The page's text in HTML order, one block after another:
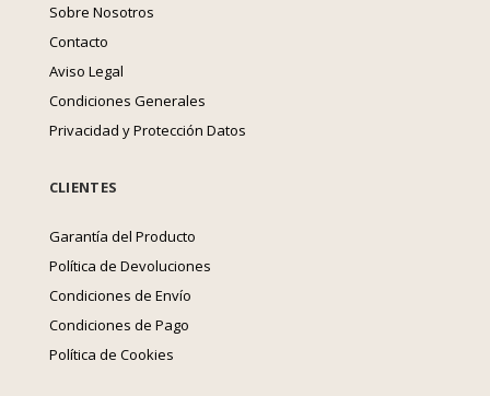
Sobre Nosotros
Contacto
Aviso Legal
Condiciones Generales
Privacidad y Protección Datos
CLIENTES
Garantía del Producto
Política de Devoluciones
Condiciones de Envío
Condiciones de Pago
Política de Cookies